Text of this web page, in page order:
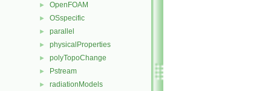
► OpenFOAM
► OSspecific
► parallel
► physicalProperties
► polyTopoChange
► Pstream
► radiationModels